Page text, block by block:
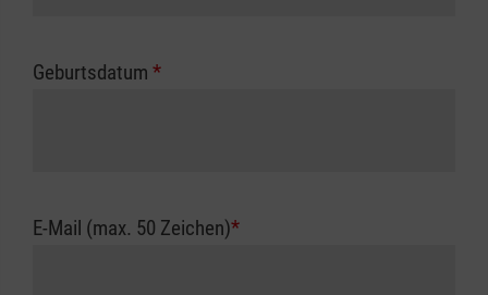
Geburtsdatum *
E-Mail (max. 50 Zeichen)*